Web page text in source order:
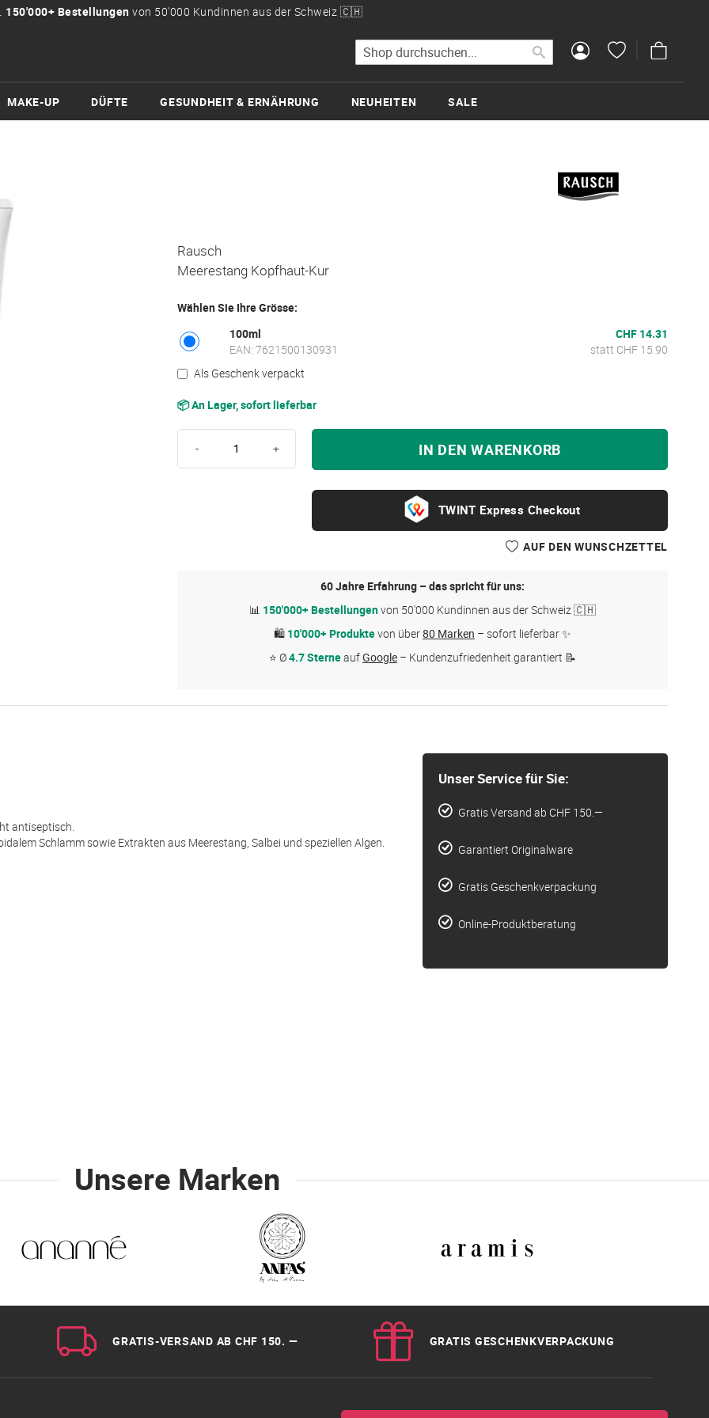
150'000+ Bestellungen von 50'000 Kundinnen aus der Schweiz 🇨🇭
Suche
Suche
MAKE-UP DÜFTE GESUNDHEIT & ERNÄHRUNG NEUHEITEN SALE
Rausch
Meerestang Kopfhaut-Kur
Wählen Sie Ihre Grösse:
100ml
EAN: 7621500130931
CHF 14.31
statt CHF 15.90
Als Geschenk verpackt
📦 An Lager, sofort lieferbar
- + IN DEN WARENKORB
Express Checkout
AUF DEN WUNSCHZETTEL
60 Jahre Erfahrung – das spricht für uns:
📊 150'000+ Bestellungenvon 50'000 Kundinnen aus der Schweiz 🇨🇭
🛍 10'000+ Produktevon über80 Marken – sofort lieferbar ✨
⭐ Ø4.7 SterneaufGoogle – Kundenzufriedenheit garantiert 📝
antiseptisch.
Schlamm sowie Extrakten aus Meerestang, Salbei und speziellen Algen.
Unser Service für Sie:
Gratis Versand ab CHF 150.—
Garantiert Originalware
Gratis Geschenkverpackung
Online-Produktberatung
Unsere Marken
GRATIS-VERSAND AB CHF 150. — GRATIS GESCHENKVERPACKUNG